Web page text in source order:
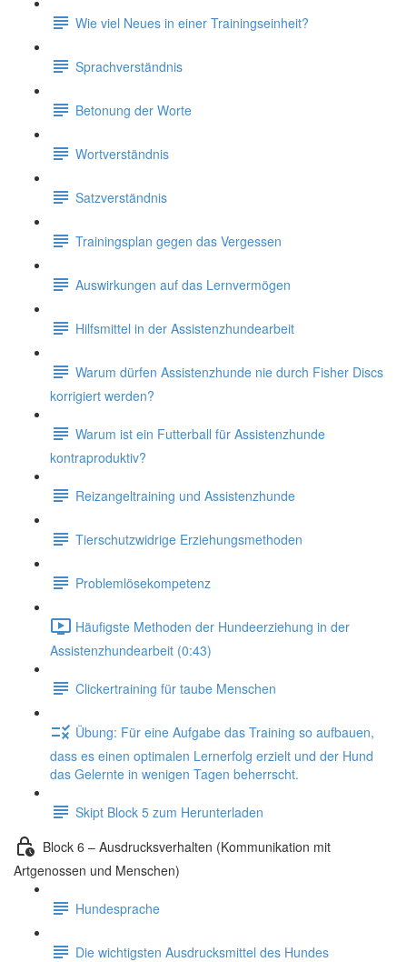
Wie viel Neues in einer Trainingseinheit?
Sprachverständnis
Betonung der Worte
Wortverständnis
Satzverständnis
Trainingsplan gegen das Vergessen
Auswirkungen auf das Lernvermögen
Hilfsmittel in der Assistenzhundearbeit
Warum dürfen Assistenzhunde nie durch Fisher Discs
korrigiert werden?
Warum ist ein Futterball für Assistenzhunde
kontraproduktiv?
Reizangeltraining und Assistenzhunde
Tierschutzwidrige Erziehungsmethoden
Problemlösekompetenz
Häufigste Methoden der Hundeerziehung in der
Assistenzhundearbeit (0:43)
Clickertraining für taube Menschen
Übung: Für eine Aufgabe das Training so aufbauen,
dass es einen optimalen Lernerfolg erzielt und der Hund
das Gelernte in wenigen Tagen beherrscht.
Skipt Block 5 zum Herunterladen
Block 6 – Ausdrucksverhalten (Kommunikation mit
Artgenossen und Menschen)
Hundesprache
Die wichtigsten Ausdrucksmittel des Hundes